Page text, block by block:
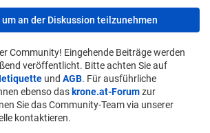
um an der Diskussion teilzunehmen
Community! Eingehende Beiträge werden
veröffentlicht. Bitte achten Sie auf
und AGB. Für ausführliche
ebenso das krone.at-Forumzur
Sie das Community-Team via unserer
kontaktieren.